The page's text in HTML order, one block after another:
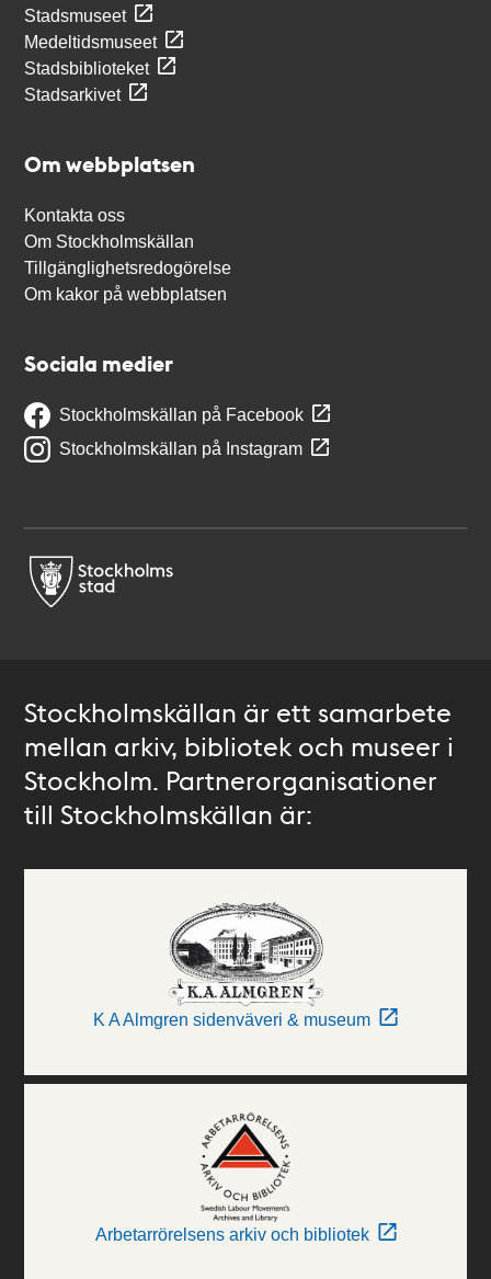
Stadsmuseet
Medeltidsmuseet
Stadsbiblioteket
Stadsarkivet
Om webbplatsen
Kontakta oss
Om Stockholmskällan
Tillgänglighetsredogörelse
Om kakor på webbplatsen
Sociala medier
Stockholmskällan på Facebook
Stockholmskällan på Instagram
Stockholmskällan är ett samarbete
mellan arkiv, bibliotek och museer i
Stockholm. Partnerorganisationer
till Stockholmskällan är:
K A Almgren sidenväveri & museum
Arbetarrörelsens arkiv och bibliotek